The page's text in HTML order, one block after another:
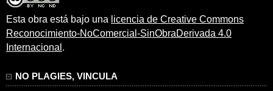
Esta obra está bajo una licencia de Creative Commons
Reconocimiento-NoComercial-SinObraDerivada 4.0
Internacional .
NO PLAGIES, VINCULA